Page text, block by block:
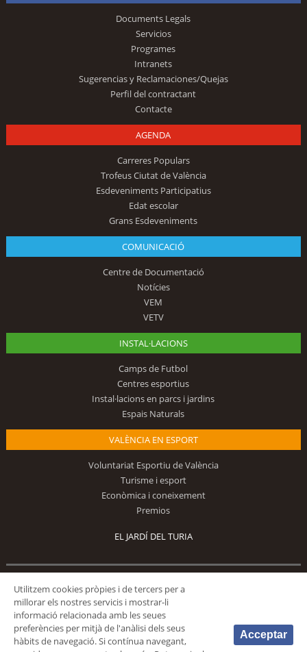
Documents Legals
Servicios
Programes
Intranets
Sugerencias y Reclamaciones/Quejas
Perfil del contractant
Contacte
AGENDA
Carreres Populars
Trofeus Ciutat de València
Esdeveniments Participatius
Edat escolar
Grans Esdeveniments
COMUNICACIÓ
Centre de Documentació
Notícies
VEM
VETV
INSTAL·LACIONS
Camps de Futbol
Centres esportius
Instal·lacions en parcs i jardins
Espais Naturals
VALÈNCIA EN ESPORT
Voluntariat Esportiu de València
Turisme i esport
Econòmica i coneixement
Premios
EL JARDÍ DEL TURIA
Utilitzem cookies pròpies i de tercers per a
millorar els nostres servicis i mostrar-li
informació relacionada amb les seues
preferències per mitjà de l'anàlisi dels seus
hàbits de navegació. Si contínua navegant,
Acceptar